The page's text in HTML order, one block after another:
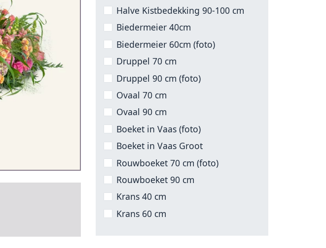
Halve Kistbedekking 90-100 cm
Biedermeier 40cm
Biedermeier 60cm (foto)
Druppel 70 cm
Druppel 90 cm (foto)
Ovaal 70 cm
Ovaal 90 cm
Boeket in Vaas (foto)
Boeket in Vaas Groot
Rouwboeket 70 cm (foto)
Rouwboeket 90 cm
Krans 40 cm
Krans 60 cm